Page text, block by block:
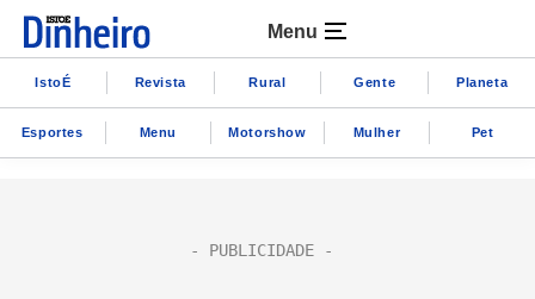
Menu
IstoÉ Revista Rural Gente Planeta
Esportes Menu Motorshow Mulher Pet